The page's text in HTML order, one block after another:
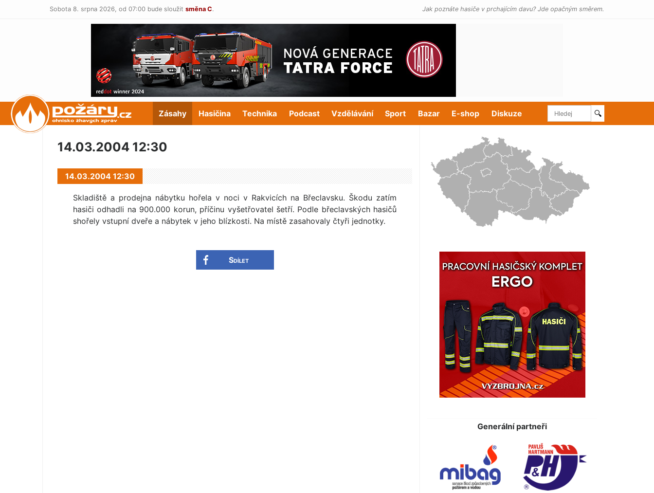
Sobota 8. srpna 2026, od 07:00 bude sloužit směna C. Jak poznáte hasiče v prchajícím davu? Jde opačným směrem.
POŽÁRY.cz Zásahy Hasičina Technika Podcast Vzdělávání Sport Bazar E-shop Diskuze 🔍
14.03.2004 12:30
14.03.2004 12:30
Skladiště a prodejna nábytku hořela v noci v Rakvicích na Břeclavsku. Škodu zatím
hasiči odhadli na 900.000 korun, příčinu vyšetřovatel šetří. Podle břeclavských hasičů
shořely vstupní dveře a nábytek v jeho blízkosti. Na místě zasahovaly čtyři jednotky.
Sdílet
Generální partneři